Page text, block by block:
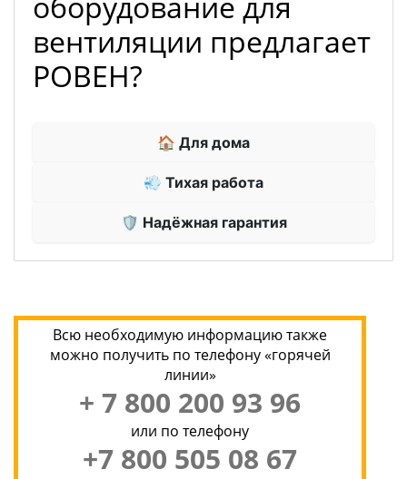
вентиляции предлагает
РОВЕН?
🏠 Для дома
💨 Тихая работа
🛡 Надёжная гарантия
Всю необходимую информацию также
можно получить по телефону «горячей
линии»
+ 7 800 200 93 96
или по телефону
+7 800 505 08 67